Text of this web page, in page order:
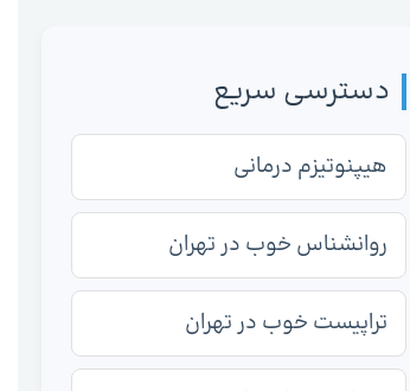
دسترسی سریع
هیپنوتیزم درمانی
روانشناس خوب در تهران
تراپیست خوب در تهران